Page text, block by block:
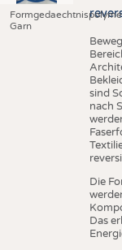
Garn
sind
nach
Die
Das